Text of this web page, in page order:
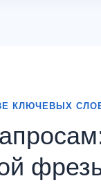
КЛЮЧЕВЫХ